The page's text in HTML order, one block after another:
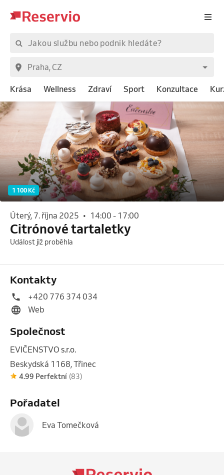
Krása Wellness Zdraví Sport Konzultace
1 100 Kč
úterý, 7. října 2025 • 14:00 - 17:00
Citrónové tartaletky
Událost již proběhla
Kontakty
+420 776 374 034
Web
Společnost
EVIČENSTVO s.r.o.
Beskydská 1168, Třinec
4.99 Perfektní (83)
Pořadatel
Eva Tomečková